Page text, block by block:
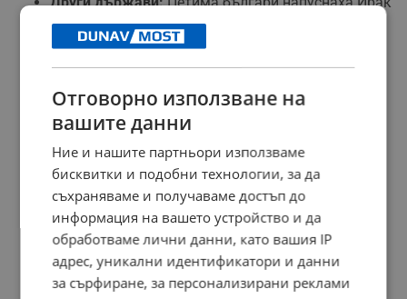
през Турция. Договорени са 30 места от
Саудитска Арабия и се придвижват 25 души от
където 10 сънародници чакат помощ.
Отговорно използване на
вашите данни
Ние и нашите партньори използваме
бисквитки и подобни технологии, за да
съхраняваме и получаваме достъп до
информация на вашето устройство и да
обработваме лични данни, като вашия IP
адрес, уникални идентификатори и данни
за сърфиране, за персонализирани реклами